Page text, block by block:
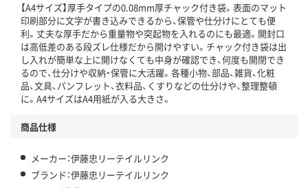
【A4サイズ】厚手タイプの0.08mm厚チャック付き袋。表面のマット
印刷部分に文字が書き込みできるから、保管や仕分けにとても便
利。丈夫な厚手だから重量物や突起物を入れるのにも最適。開封口
は高低差のある段ズレ仕様だから開けやすい。チャック付き袋は出
し入れが簡単な上に開けなくても中身が確認でき、何度も開閉でき
るので、仕分けや収納・保管に大活躍。各種小物、部品、雑貨、化粧
品、文具、パンフレット、衣料品、くすりなどの仕分けや、整理整頓
に。A4サイズはA4用紙が入る大きさ。
商品仕様
メーカー：伊藤忠リーテイルリンク
ブランド：伊藤忠リーテイルリンク